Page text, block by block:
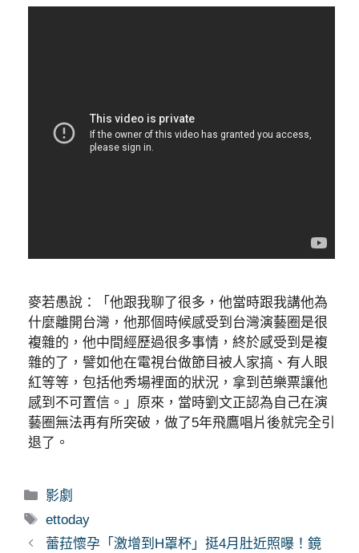
麥若愚說：「他跟我聊了很多，他當時跟我講他為
什麼離開台灣，他那個時候感受到台灣演藝圈是很
複雜的，他中間經歷過很多事情，終於感受到是複
雜的了，譬如他在電視台做節目被人家搞、有人眼
紅等等，包括他秀場裡面的狀況，拿到芭樂票讓他
感到不可置信。」原來，當時劉文正認為自己在演
藝圈無法再有所突破，做了5年飛鷹唱片後就完全引
退了。
分
類
影劇
標
籤
ettoday
蕾菈懷孕「激增到H罩杯」挺4月肚近照曝！鏡